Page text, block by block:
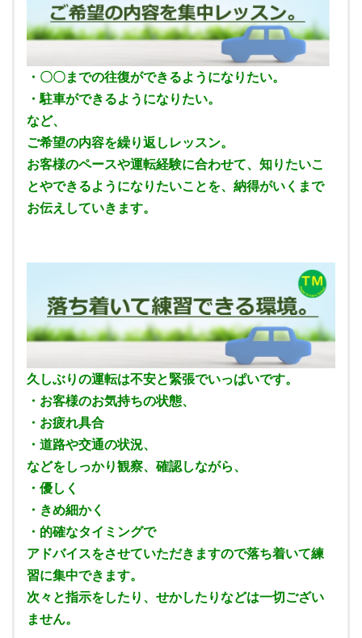
・〇〇までの往復ができるようになりたい。
・駐車ができるようになりたい。
など、
ご希望の内容を繰り返しレッスン。
お客様のペースや運転経験に合わせて、知りたいこ
とやできるようになりたいことを、納得がいくまで
お伝えしていきます。
久しぶりの運転は不安と緊張でいっぱいです。
・お客様のお気持ちの状態、
・お疲れ具合
・道路や交通の状況、
などをしっかり観察、確認しながら、
・優しく
・きめ細かく
・的確なタイミングで
アドバイスをさせていただきますので落ち着いて練
習に集中できます。
次々と指示をしたり、せかしたりなどは一切ござい
ません。